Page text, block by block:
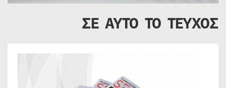
ΣΕ ΑΥΤΟ ΤΟ ΤΕΥΧΟΣ